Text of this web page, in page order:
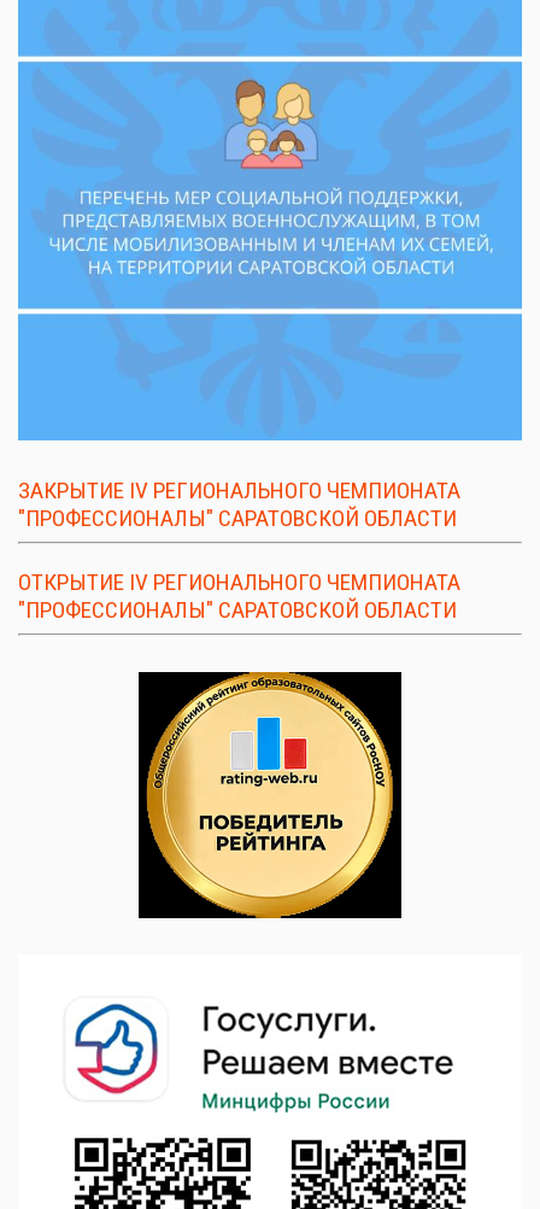
ЗАКРЫТИЕ IV РЕГИОНАЛЬНОГО ЧЕМПИОНАТА
"ПРОФЕССИОНАЛЫ" САРАТОВСКОЙ ОБЛАСТИ
ОТКРЫТИЕ IV РЕГИОНАЛЬНОГО ЧЕМПИОНАТА
"ПРОФЕССИОНАЛЫ" САРАТОВСКОЙ ОБЛАСТИ